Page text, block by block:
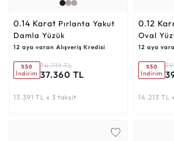
0.14 Karat
Damla Yüzük
12 aya varan Alışveriş Kredisi
%50
İndirim
74.719 TL
37.360 TL
13.391 TL x 3 taksit
0.12
Oval
12 aya
%50
İndirim
14.213 TL